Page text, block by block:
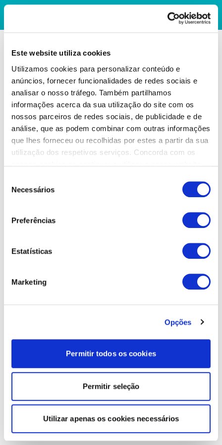
Este website utiliza cookies
Utilizamos cookies para personalizar conteúdo e
anúncios, fornecer funcionalidades de redes sociais e
analisar o nosso tráfego. Também partilhamos
informações acerca da sua utilização do site com os
nossos parceiros de redes sociais, de publicidade e de
análise, que as podem combinar com outras informações
que lhes forneceu ou recolhidas por estes a partir da sua
utilização dos respetivos serviços. Concorda com os
Necessários
Preferências
Estatísticas
Marketing
Opções
Permitir todos os cookies
Permitir seleção
Utilizar apenas os cookies necessários